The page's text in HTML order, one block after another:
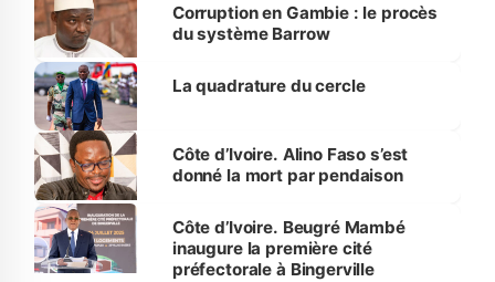
Corruption en Gambie : le procès
du système Barrow
La quadrature du cercle
Côte d’Ivoire. Alino Faso s’est
donné la mort par pendaison
Côte d’Ivoire. Beugré Mambé
inaugure la première cité
préfectorale à Bingerville